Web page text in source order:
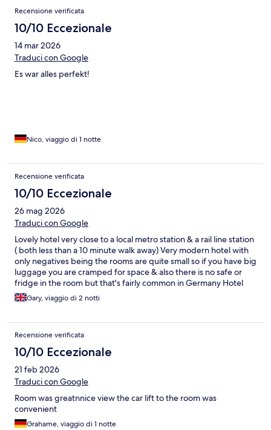
Recensione verificata
10/10 Eccezionale
14 mar 2026
Traduci con Google
Es war alles perfekt!
Nico, viaggio di 1 notte
Recensione verificata
10/10 Eccezionale
26 mag 2026
Traduci con Google
Lovely hotel very close to a local metro station & a rail line station
( both less than a 10 minute walk away) Very modern hotel with
only negatives being the rooms are quite small so if you have big
luggage you are cramped for space & also there is no safe or
fridge in the room but that's fairly common in Germany Hotel
itself is lovely with a nice comfy bed , good wifi & a nice hot
shower Staff are excellent throughout the hotel
Gary, viaggio di 2 notti
Recensione verificata
10/10 Eccezionale
21 feb 2026
Traduci con Google
Room was greatnnice view the car lift to the room was
convenient
Grahame, viaggio di 1 notte